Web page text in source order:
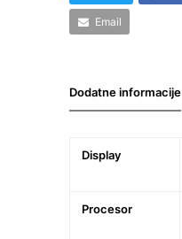
Email
Dodatne informacije
Display
Procesor